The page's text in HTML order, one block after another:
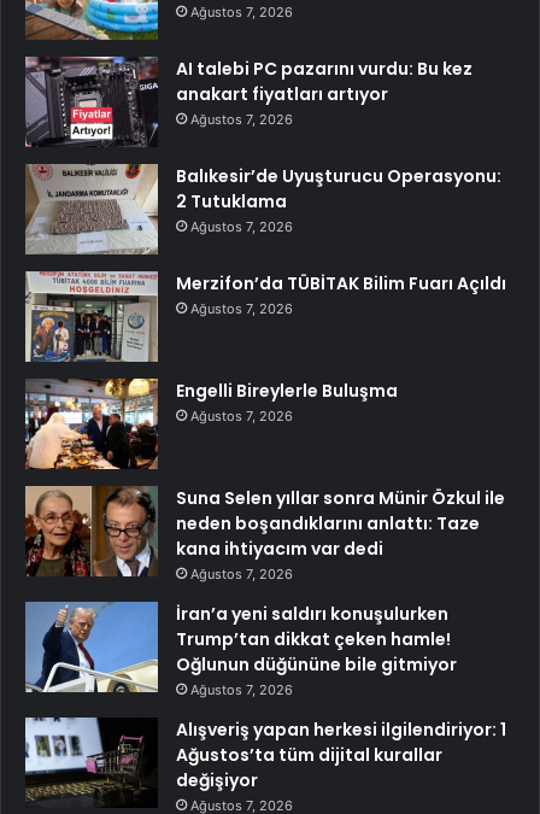
Ağustos 7, 2026
AI talebi PC pazarını vurdu: Bu kez
anakart fiyatları artıyor
Ağustos 7, 2026
Balıkesir’de Uyuşturucu Operasyonu:
2 Tutuklama
Ağustos 7, 2026
Merzifon’da TÜBİTAK Bilim Fuarı Açıldı
Ağustos 7, 2026
Engelli Bireylerle Buluşma
Ağustos 7, 2026
Suna Selen yıllar sonra Münir Özkul ile
neden boşandıklarını anlattı: Taze
kana ihtiyacım var dedi
Ağustos 7, 2026
İran’a yeni saldırı konuşulurken
Trump’tan dikkat çeken hamle!
Oğlunun düğününe bile gitmiyor
Ağustos 7, 2026
Alışveriş yapan herkesi ilgilendiriyor: 1
Ağustos’ta tüm dijital kurallar
değişiyor
Ağustos 7, 2026